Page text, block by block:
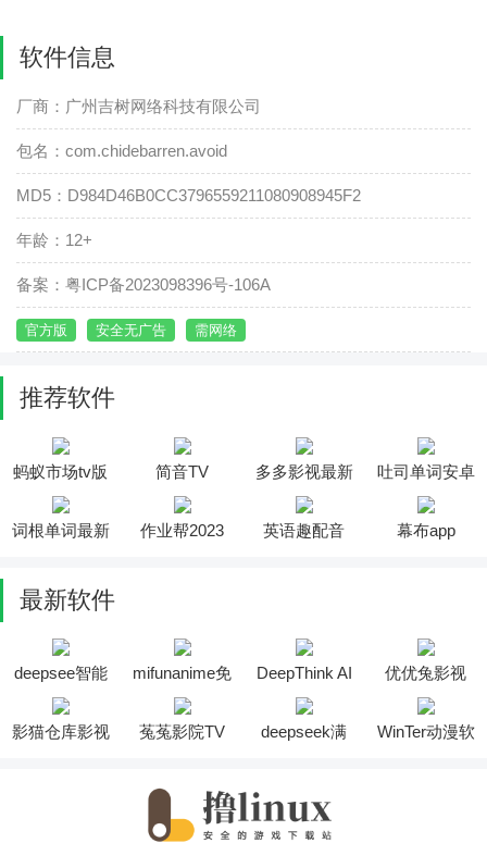
软件信息
厂商：广州吉树网络科技有限公司
包名：com.chidebarren.avoid
MD5：D984D46B0CC3796559211080908945F2
年龄：12+
备案：粤ICP备2023098396号-106A
官方版 安全无广告 需网络
推荐软件
蚂蚁市场tv版 简音TV
多多影视最新
版
吐司单词安卓
版
词根单词最新
作业帮2023 英语趣配音 幕布app
最新软件
deepsee智能
助手软件
mifunanime免
费版
DeepThink AI
软件
优优兔影视
2025最新版安
装
影猫仓库影视
菟菟影院TV
deepseek满
WinTer动漫软